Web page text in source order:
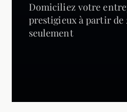
Domiciliez votre
prestigieux à partir de
seulement